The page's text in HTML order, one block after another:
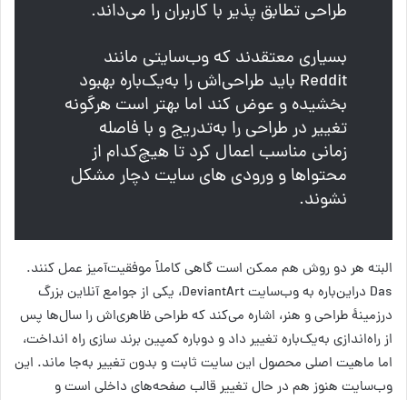
طراحی تطابق پذیر با کاربران را می‌داند.
بسیاری معتقدند که وب‌سایتی مانند
Reddit باید طراحی‌اش را به‌یک‌باره بهبود
بخشیده و عوض کند اما بهتر است هرگونه
تغییر در طراحی را به‌تدریج و با فاصله
زمانی مناسب اعمال کرد تا هیچ‌کدام از
محتواها و ورودی های سایت دچار مشکل
نشوند.
البته هر دو روش هم ممکن است گاهی کاملاً موفقیت‌آمیز عمل کنند.
Das دراین‌باره به وب‌سایت DeviantArt، یکی از جوامع آنلاین بزرگ
درزمینهٔ طراحی و هنر، اشاره می‌کند که طراحی ظاهری‌اش را سال‌ها پس
از راه‌اندازی به‌یک‌باره تغییر داد و دوباره کمپین برند سازی راه انداخت،
اما ماهیت اصلی محصول این سایت ثابت و بدون تغییر به‌جا ماند. این
وب‌سایت هنوز هم در حال تغییر قالب صفحه‌های داخلی است و